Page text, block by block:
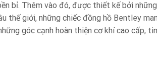
bỉ. Thêm vào đó, được thiết kế bởi
thế giới, những chiếc đồng hồ Bentley
góc cạnh hoàn thiện cơ khí cao cấp,